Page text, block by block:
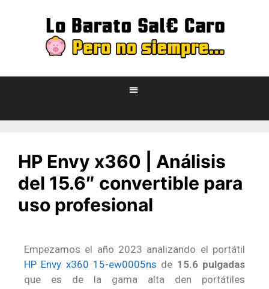
HP Envy x360 | Análisis
del 15.6″ convertible para
uso profesional
Empezamos el año 2023 analizando el portátil
HP Envy x360 15-ew0005ns de 15.6 pulgadas
que es de la gama alta den portátiles